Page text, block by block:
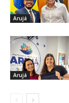
Arujá
Arujá